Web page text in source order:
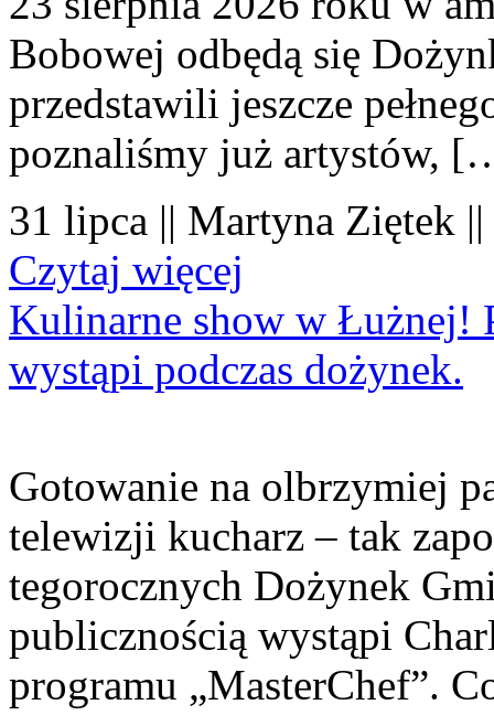
Bobowej odbędą się
przedstawili jeszcze
poznaliśmy już artystów,
31 lipca || Martyna Ziętek
Czytaj więcej
Kulinarne show w Łużnej!
wystąpi podczas dożynek.
Gotowanie na olbrzymiej
telewizji kucharz – tak
tegorocznych Dożynek
publicznością wystąpi
programu „MasterChef”.